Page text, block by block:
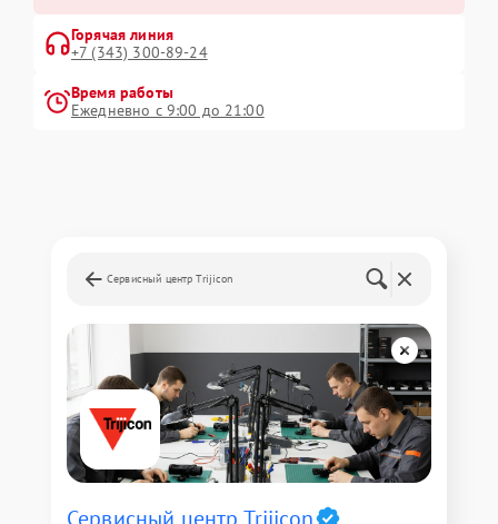
Горячая линия
+7 (343) 300-89-24
Время работы
Ежедневно с 9:00 до 21:00
Сервисный центр Trijicon